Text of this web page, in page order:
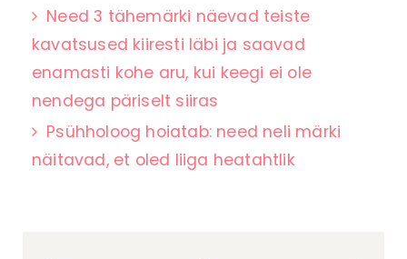
Need 3 tähemärki näevad teiste
kavatsused kiiresti läbi ja saavad
enamasti kohe aru, kui keegi ei ole
nendega päriselt siiras
Psühholoog hoiatab: need neli märki
näitavad, et oled liiga heatahtlik